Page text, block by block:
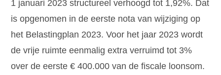
1 januari 2023 structureel verhoogd tot 1,92%. Dat
is opgenomen in de eerste nota van wijziging op
het Belastingplan 2023. Voor het jaar 2023 wordt
de vrije ruimte eenmalig extra verruimd tot 3%
over de eerste € 400.000 van de fiscale loonsom.